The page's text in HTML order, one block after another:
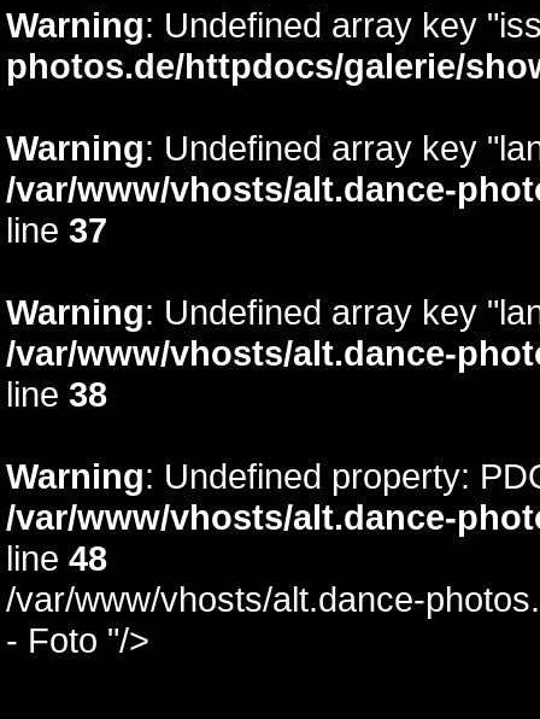
Warning: Undefined array key
photos.de/httpdocs/galerie/
Warning: Undefined array key
/var/www/vhosts/alt.dance-
line 37
Warning: Undefined array key
/var/www/vhosts/alt.dance-
line 38
Warning: Undefined property:
/var/www/vhosts/alt.dance-
line 48
/var/www/vhosts/alt.dance-
- Foto "/>